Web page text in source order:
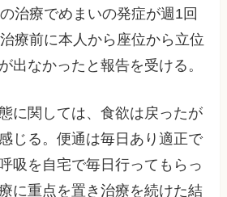
治療でめまいの発症が週1回
療前に本人から座位から立位
出なかったと報告を受ける。
に関しては、食欲は戻ったが
じる。便通は毎日あり適正で
吸を自宅で毎日行ってもらっ
に重点を置き治療を続けた結